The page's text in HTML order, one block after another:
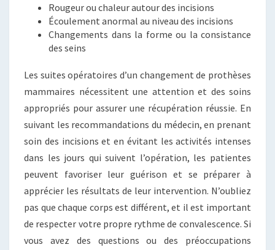
Rougeur ou chaleur autour des incisions
Écoulement anormal au niveau des incisions
Changements dans la forme ou la consistance
des seins
Les suites opératoires d’un changement de prothèses
mammaires nécessitent une attention et des soins
appropriés pour assurer une récupération réussie. En
suivant les recommandations du médecin, en prenant
soin des incisions et en évitant les activités intenses
dans les jours qui suivent l’opération, les patientes
peuvent favoriser leur guérison et se préparer à
apprécier les résultats de leur intervention. N’oubliez
pas que chaque corps est différent, et il est important
de respecter votre propre rythme de convalescence. Si
vous avez des questions ou des préoccupations